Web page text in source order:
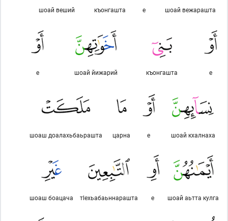
шоай вежарашта
е
къонгашта
шоай веший
е
къонгашта
шоай йижарий
е
шоай кхалнаха
е
царна
шоаш доалахьбаьрашта
шоай аьтта кулга
е
тlехьабаьннарашта
шоаш боацача